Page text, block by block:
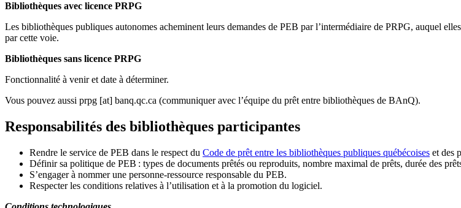
Bibliothèques avec licence PRPG
Les bibliothèques publiques autonomes acheminent leurs demandes de PEB par l’intermédiaire de PRPG, auquel
par cette voie.
Bibliothèques sans licence PRPG
Fonctionnalité à venir et date à déterminer.
Vous pouvez aussi prpg [at] banq.qc.ca (communiquer avec l’équipe du prêt entre bibliothèques de BAnQ).
Responsabilités des bibliothèques participantes
Rendre le service de PEB dans le respect du Code de prêt entre les bibliothèques publiques québécoises et des
Définir sa politique de PEB : types de documents prêtés ou reproduits, nombre maximal de prêts, durée des
S’engager à nommer une personne-ressource responsable du PEB.
Respecter les conditions relatives à l’utilisation et à la promotion du logiciel.